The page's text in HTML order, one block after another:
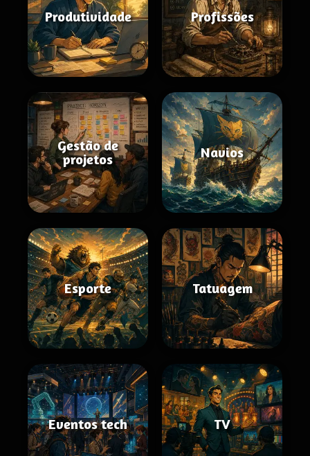
Produtividade Profissões
Gestão de
projetos
Navios
Esporte Tatuagem
Eventos tech TV